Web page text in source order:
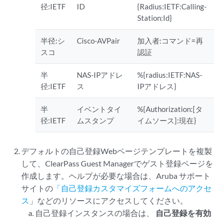
径:IETF
ID
{Radius:IETF:Calling-
Station:Id}
半径:シ
スコ
Cisco-AVPair
加入者:コマンド=再
認証
半
径:IETF
NAS-IPアドレ
ス
%{radius:IETF:NAS-
IPアドレス}
半
径:IETF
イベントタイ
ムスタンプ
%{Authorization:[タ
イムソース]:現在}
デフォルトの自己登録Webページテンプレートを複製
して、ClearPass Guest Managerでゲスト登録ページを
作成します。ヘルプが必要な場合は、Aruba サポート
サイトの 「自己登録カスタマイズフォームへのアクセ
ス 」などのリソースにアクセスしてください。
自己登録インスタンスの場合は、
自己登録を有効